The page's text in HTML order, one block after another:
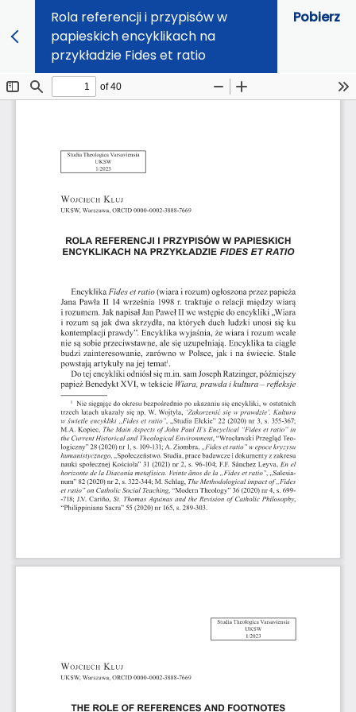
Rola referencji i przypisów w
papieskich encyklikach na
przykładzie Fides et ratio
Pobierz